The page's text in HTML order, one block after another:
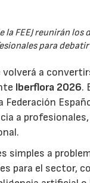
la FEEJ reunirán
para
volverá a
Iberflora 2026.
Federación
a
simples a
para el sector,